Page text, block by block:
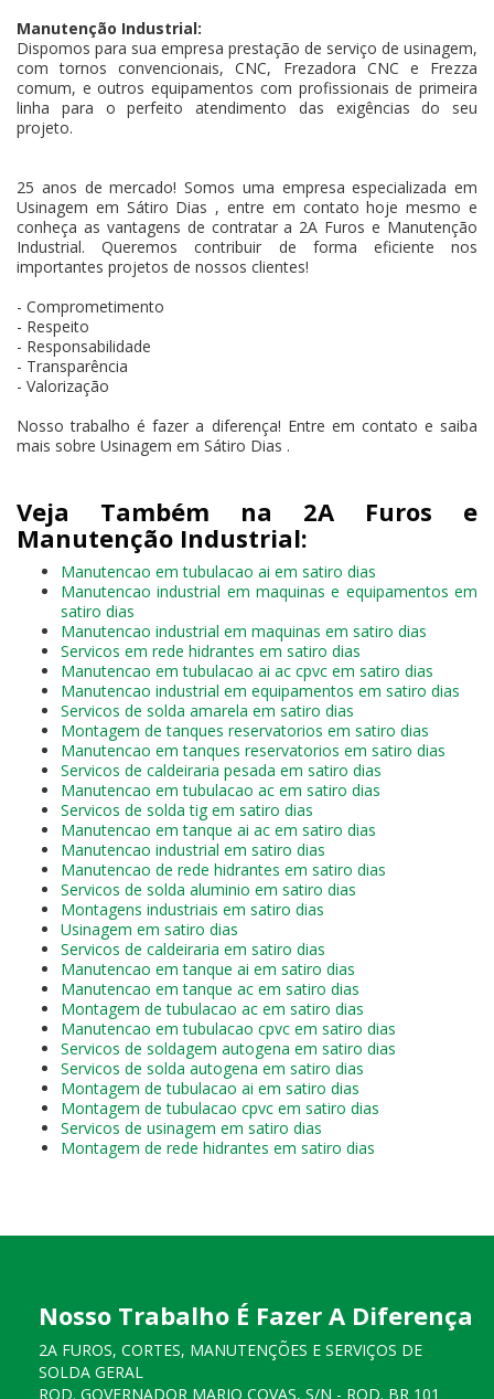
Manutenção Industrial:
Dispomos para sua empresa prestação de serviço de usinagem,
com tornos convencionais, CNC, Frezadora CNC e Frezza
comum, e outros equipamentos com profissionais de primeira
linha para o perfeito atendimento das exigências do seu
projeto.
25 anos de mercado! Somos uma empresa especializada em
Usinagem em Sátiro Dias , entre em contato hoje mesmo e
conheça as vantagens de contratar a 2A Furos e Manutenção
Industrial. Queremos contribuir de forma eficiente nos
importantes projetos de nossos clientes!
- Comprometimento
- Respeito
- Responsabilidade
- Transparência
- Valorização
Nosso trabalho é fazer a diferença! Entre em contato e saiba
mais sobre Usinagem em Sátiro Dias .
Veja Também na 2A Furos e
Manutenção Industrial:
Manutencao em tubulacao ai em satiro dias
Manutencao industrial em maquinas e equipamentos em
satiro dias
Manutencao industrial em maquinas em satiro dias
Servicos em rede hidrantes em satiro dias
Manutencao em tubulacao ai ac cpvc em satiro dias
Manutencao industrial em equipamentos em satiro dias
Servicos de solda amarela em satiro dias
Montagem de tanques reservatorios em satiro dias
Manutencao em tanques reservatorios em satiro dias
Servicos de caldeiraria pesada em satiro dias
Manutencao em tubulacao ac em satiro dias
Servicos de solda tig em satiro dias
Manutencao em tanque ai ac em satiro dias
Manutencao industrial em satiro dias
Manutencao de rede hidrantes em satiro dias
Servicos de solda aluminio em satiro dias
Montagens industriais em satiro dias
Usinagem em satiro dias
Servicos de caldeiraria em satiro dias
Manutencao em tanque ai em satiro dias
Manutencao em tanque ac em satiro dias
Montagem de tubulacao ac em satiro dias
Manutencao em tubulacao cpvc em satiro dias
Servicos de soldagem autogena em satiro dias
Servicos de solda autogena em satiro dias
Montagem de tubulacao ai em satiro dias
Montagem de tubulacao cpvc em satiro dias
Servicos de usinagem em satiro dias
Montagem de rede hidrantes em satiro dias
Nosso Trabalho É Fazer A Diferença
2A FUROS, CORTES, MANUTENÇÕES E SERVIÇOS DE
SOLDA GERAL
ROD. GOVERNADOR MARIO COVAS, S/N - ROD. BR 101